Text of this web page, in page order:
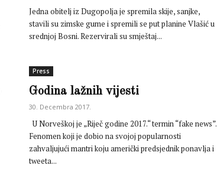
Jedna obitelj iz Dugopolja je spremila skije, sanjke,
stavili su zimske gume i spremili se put planine Vlašić u
srednjoj Bosni. Rezervirali su smještaj...
Press
Godina lažnih vijesti
30. Decembra 2017.
U Norveškoj je „Riječ godine 2017.“ termin “fake news”.
Fenomen koji je dobio na svojoj popularnosti
zahvaljujući mantri koju američki predsjednik ponavlja i
tweeta...